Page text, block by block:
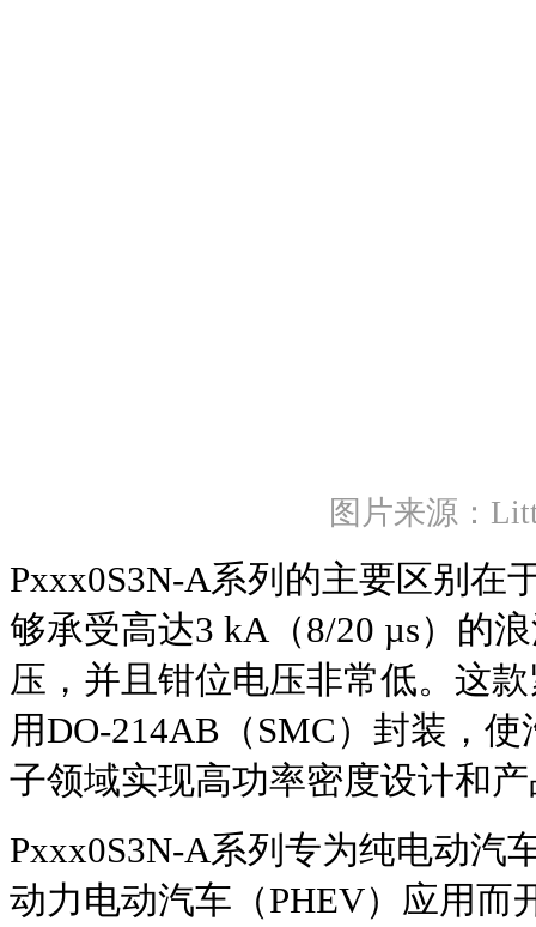
图片来源：
Pxxx0S3N-A系列的主要区别在
够承受高达3 kA（8/20 µs）的
压，并且钳位电压非常低。这
用DO-214AB（SMC）封装，
子领域实现高功率密度设计和
Pxxx0S3N-A系列专为纯电动汽
动力电动汽车（PHEV）应用而